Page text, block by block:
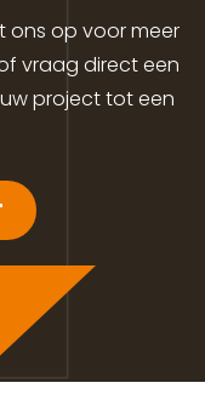
op voor meer
vraag direct een
project tot een